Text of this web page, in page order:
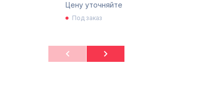
Цену уточняйте
Под заказ